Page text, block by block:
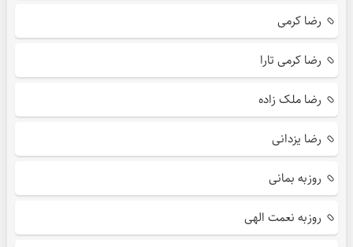
رضا کرمی
رضا کرمی تارا
رضا ملک زاده
رضا یزدانی
روزبه بمانی
روزبه نعمت الهی